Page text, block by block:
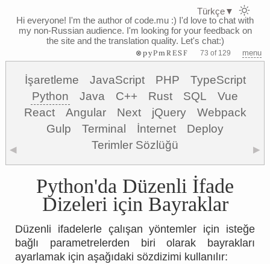
Hi everyone! I'm the author of code.mu :) I'd love to chat with
my non-Russian audience. I'm looking for your feedback on
the site and the translation quality. Let's chat:)
⊗pyPmRESF 73 of 129 menu
İşaretleme JavaScript PHP
TypeScript
Python
Java C++ Rust SQL
Vue
React
Angular Next jQuery
Webpack
Gulp
Terminal İnternet
Deploy
Terimler Sözlüğü
◀ ▶
Python'da Düzenli İfade
Dizeleri için Bayraklar
Düzenli ifadelerle çalışan yöntemler için isteğe
bağlı parametrelerden biri olarak bayrakları
ayarlamak için aşağıdaki sözdizimi kullanılır:
Türkçe▼